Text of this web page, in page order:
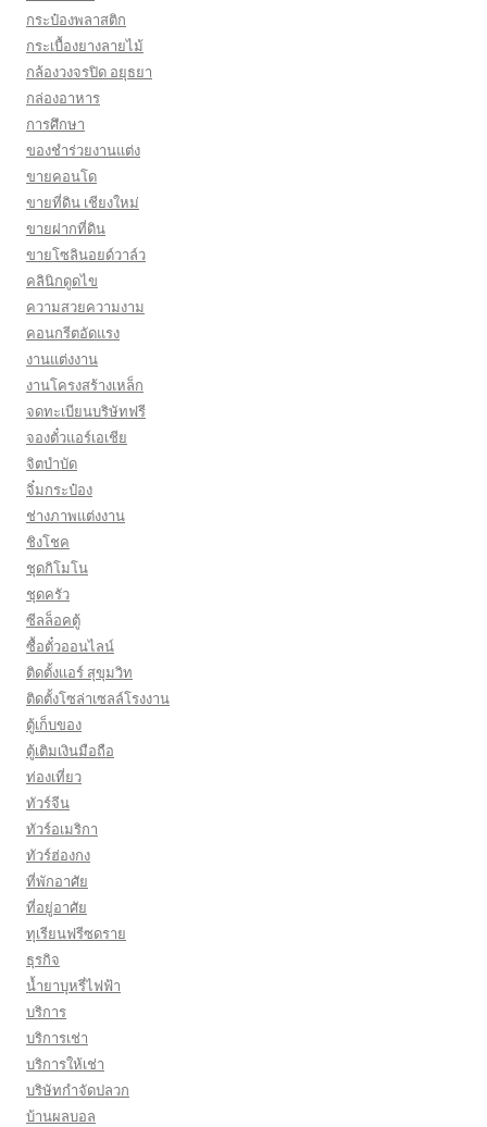
กระป๋องพลาสติก
กระเบื้องยางลายไม้
กล้องวงจรปิด อยุธยา
กล่องอาหาร
การศึกษา
ของชำร่วยงานแต่ง
ขายคอนโด
ขายที่ดิน เชียงใหม่
ขายฝากที่ดิน
ขายโซลินอยด์วาล์ว
คลินิกดูดไข
ความสวยความงาม
คอนกรีตอัดแรง
งานแต่งงาน
งานโครงสร้างเหล็ก
จดทะเบียนบริษัทฟรี
จองตั๋วแอร์เอเชีย
จิตบำบัด
จิ๋มกระป๋อง
ช่างภาพแต่งงาน
ชิงโชค
ชุดกิโมโน
ชุดครัว
ซีลล็อคตู้
ซื้อตั๋วออนไลน์
ติดตั้งเเอร์ สุขุมวิท
ติดตั้งโซล่าเซลล์โรงงาน
ตู้เก็บของ
ตู้เติมเงินมือถือ
ท่องเที่ยว
ทัวร์จีน
ทัวร์อเมริกา
ทัวร์ฮ่องกง
ที่พักอาศัย
ที่อยู่อาศัย
ทุเรียนฟรีซดราย
ธุรกิจ
น้ำยาบุหรี่ไฟฟ้า
บริการ
บริการเช่า
บริการให้เช่า
บริษัทกำจัดปลวก
บ้านผลบอล